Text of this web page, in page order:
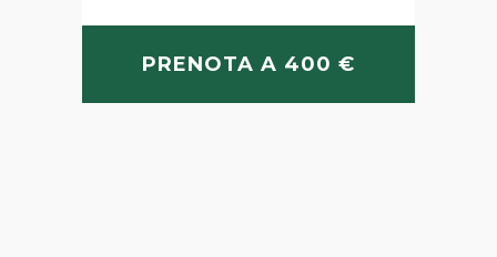
PRENOTA A 400 €